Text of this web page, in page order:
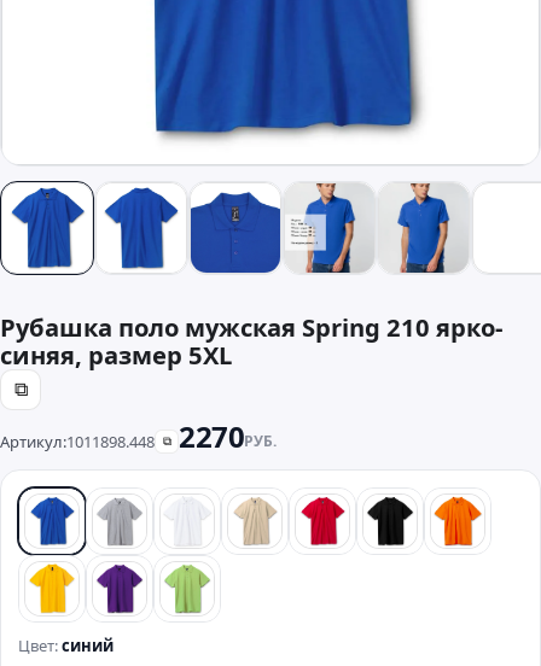
Рубашка поло мужская Spring 210 ярко-
синяя, размер 5XL
⧉
Артикул:1011898.448 ⧉ 2270РУБ.
синий серый белый бежевыйкрасный черный
желтыйфиолетовый
зеленый
Цвет:синий